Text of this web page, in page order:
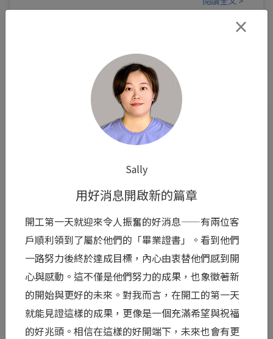
Mini
那聲「Yes」背後，是兩個人緊握的雙手
面對「第 12 天，要不要繼續救？」這個如同豪賭
般的抉擇，從來不是她一個人的孤軍奮戰。身旁的
另一半，正同時扛著龐大的經濟壓力、看著妻子繼
續挨針受罪的心疼與不捨，以及面對未知的深層恐
懼...
×
Sally
用好消息開啟新的篇章
開工第一天就迎來令人振奮的好消息——有兩位客
戶順利領到了屬於他們的「畢業證書」。看到他們
一路努力後終於達成目標，內心由衷替他們感到開
心與感動。這不僅是他們努力的成果，也象徵著新
的開始與更好的未來。對我而言，在開工的第一天
就能見證這樣的成果，更像是一個充滿希望與祝福
的好兆頭。相信在這樣的好開端下，未來也會有更